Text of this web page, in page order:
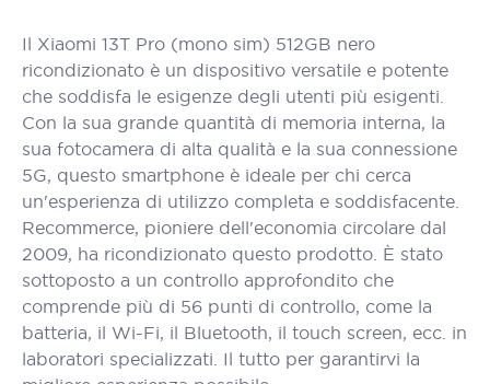
Il Xiaomi 13T Pro (mono sim) 512GB nero
ricondizionato è un dispositivo versatile e potente
che soddisfa le esigenze degli utenti più esigenti.
Con la sua grande quantità di memoria interna, la
sua fotocamera di alta qualità e la sua connessione
5G, questo smartphone è ideale per chi cerca
un'esperienza di utilizzo completa e soddisfacente.
Recommerce, pioniere dell'economia circolare dal
2009, ha ricondizionato questo prodotto. È stato
sottoposto a un controllo approfondito che
comprende più di 56 punti di controllo, come la
batteria, il Wi-Fi, il Bluetooth, il touch screen, ecc. in
laboratori specializzati. Il tutto per garantirvi la